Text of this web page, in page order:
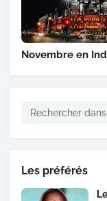
Novembre en
Les préférés